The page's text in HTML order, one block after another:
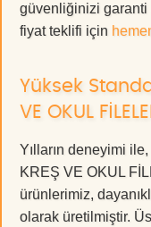
güvenliğinizi garanti
fiyat teklifi için
Yüksek
VE OKUL
Yılların deneyimi
KREŞ VE OKUL
ürünlerimiz,
olarak üretilmiştir.